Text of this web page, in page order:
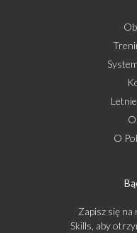
O
Zapisz się
Skills, aby